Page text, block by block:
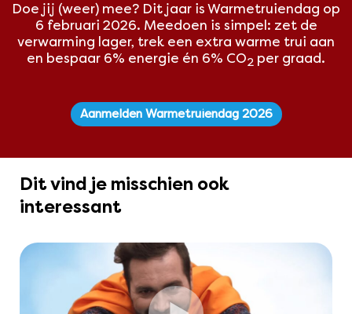
Doe jij (weer) mee? Dit jaar is Warmetruiendag op
6 februari 2026. Meedoen is simpel: zet de
verwarming lager, trek een extra warme trui aan
en bespaar 6% energie én 6% CO2 per graad.
Aanmelden Warmetruiendag 2026
Dit vind je misschien ook
interessant